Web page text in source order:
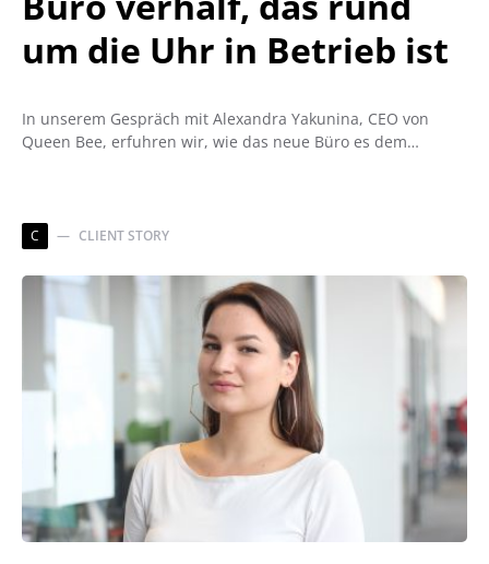
um die Uhr in Betrieb ist
In unserem Gespräch mit Alexandra Yakunina, CEO von
Queen Bee, erfuhren wir, wie das neue Büro es dem…
C CLIENT STORY